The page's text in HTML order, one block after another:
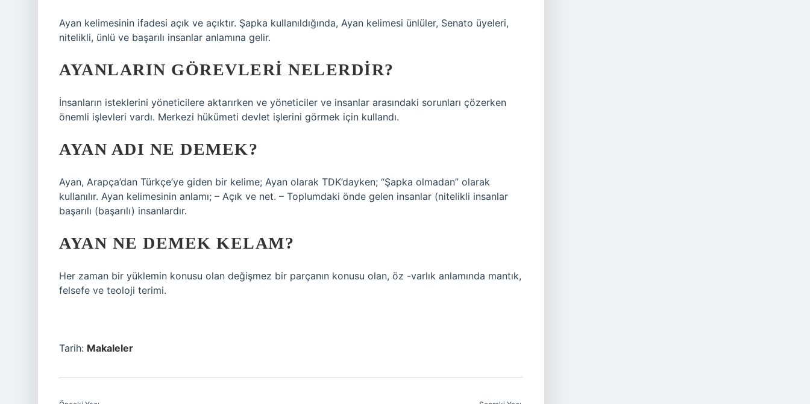
Ayan kelimesinin ifadesi açık ve açıktır. Şapka kullanıldığında, Ayan kelimesi ünlüler, Senato üyeleri,
nitelikli, ünlü ve başarılı insanlar anlamına gelir.
AYANLARIN GÖREVLERI NELERDIR?
İnsanların isteklerini yöneticilere aktarırken ve yöneticiler ve insanlar arasındaki sorunları çözerken
önemli işlevleri vardı. Merkezi hükümeti devlet işlerini görmek için kullandı.
AYAN ADI NE DEMEK?
Ayan, Arapça’dan Türkçe’ye giden bir kelime; Ayan olarak TDK’dayken; “Şapka olmadan” olarak
kullanılır. Ayan kelimesinin anlamı; – Açık ve net. – Toplumdaki önde gelen insanlar (nitelikli insanlar
başarılı (başarılı) insanlardır.
AYAN NE DEMEK KELAM?
Her zaman bir yüklemin konusu olan değişmez bir parçanın konusu olan, öz -varlık anlamında mantık,
felsefe ve teoloji terimi.
Tarih: Makaleler